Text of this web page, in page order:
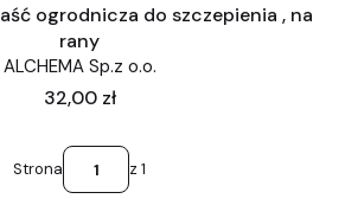
ogrodnicza do szczepienia , na
rany
ALCHEMA Sp.z o.o.
Cena
32,00 zł
Strona z 1